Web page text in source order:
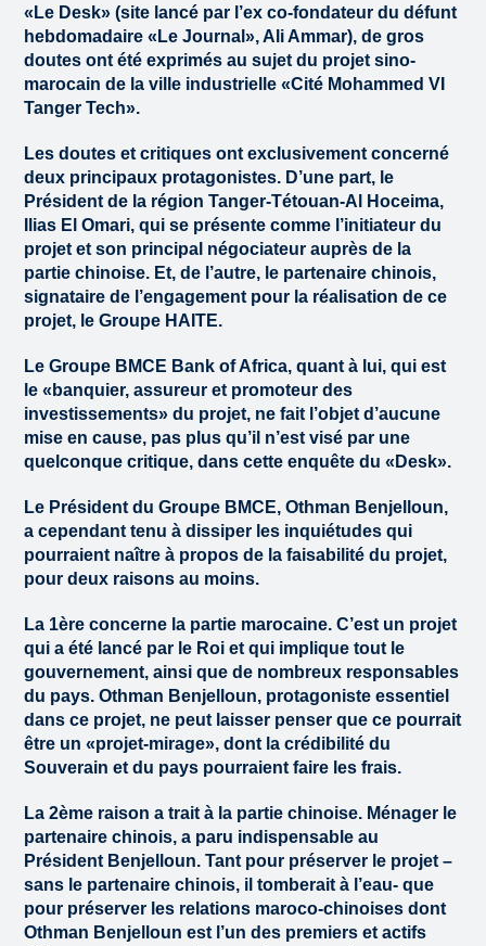
«Le Desk» (site lancé par l’ex co-fondateur du défunt
hebdomadaire «Le Journal», Ali Ammar), de gros
doutes ont été exprimés au sujet du projet sino-
marocain de la ville industrielle «Cité Mohammed VI
Tanger Tech».
Les doutes et critiques ont exclusivement concerné
deux principaux protagonistes. D’une part, le
Président de la région Tanger-Tétouan-Al Hoceima,
Ilias El Omari, qui se présente comme l’initiateur du
projet et son principal négociateur auprès de la
partie chinoise. Et, de l’autre, le partenaire chinois,
signataire de l’engagement pour la réalisation de ce
projet, le Groupe HAITE.
Le Groupe BMCE Bank of Africa, quant à lui, qui est
le «banquier, assureur et promoteur des
investissements» du projet, ne fait l’objet d’aucune
mise en cause, pas plus qu’il n’est visé par une
quelconque critique, dans cette enquête du «Desk».
Le Président du Groupe BMCE, Othman Benjelloun,
a cependant tenu à dissiper les inquiétudes qui
pourraient naître à propos de la faisabilité du projet,
pour deux raisons au moins.
La 1ère concerne la partie marocaine. C’est un projet
qui a été lancé par le Roi et qui implique tout le
gouvernement, ainsi que de nombreux responsables
du pays. Othman Benjelloun, protagoniste essentiel
dans ce projet, ne peut laisser penser que ce pourrait
être un «projet-mirage», dont la crédibilité du
Souverain et du pays pourraient faire les frais.
La 2ème raison a trait à la partie chinoise. Ménager le
partenaire chinois, a paru indispensable au
Président Benjelloun. Tant pour préserver le projet –
sans le partenaire chinois, il tomberait à l’eau- que
pour préserver les relations maroco-chinoises dont
Othman Benjelloun est l’un des premiers et actifs